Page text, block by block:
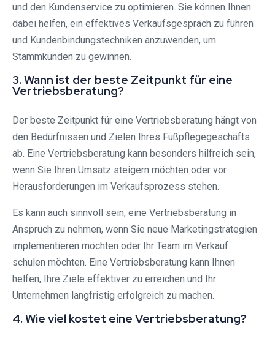
und den Kundenservice zu optimieren. Sie können Ihnen
dabei helfen, ein effektives Verkaufsgespräch zu führen
und Kundenbindungstechniken anzuwenden, um
Stammkunden zu gewinnen.
3. Wann ist der beste Zeitpunkt für eine
Vertriebsberatung?
Der beste Zeitpunkt für eine Vertriebsberatung hängt von
den Bedürfnissen und Zielen Ihres Fußpflegegeschäfts
ab. Eine Vertriebsberatung kann besonders hilfreich sein,
wenn Sie Ihren Umsatz steigern möchten oder vor
Herausforderungen im Verkaufsprozess stehen.
Es kann auch sinnvoll sein, eine Vertriebsberatung in
Anspruch zu nehmen, wenn Sie neue Marketingstrategien
implementieren möchten oder Ihr Team im Verkauf
schulen möchten. Eine Vertriebsberatung kann Ihnen
helfen, Ihre Ziele effektiver zu erreichen und Ihr
Unternehmen langfristig erfolgreich zu machen.
4. Wie viel kostet eine Vertriebsberatung?